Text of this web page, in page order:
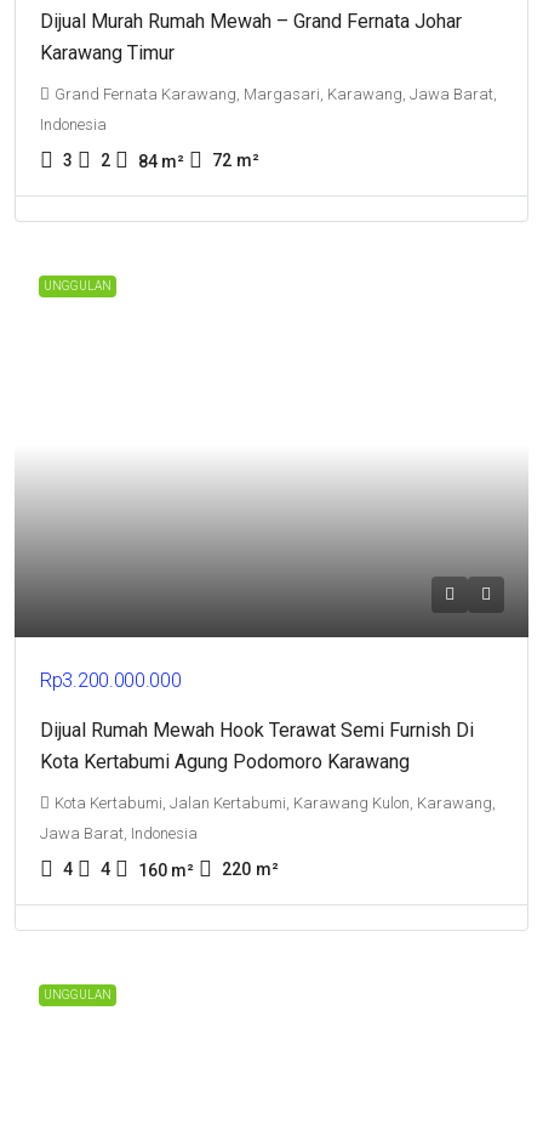
Dijual Murah Rumah Mewah – Grand Fernata Johar
Karawang Timur
Grand Fernata Karawang, Margasari, Karawang, Jawa Barat,
Indonesia
3 2 84 m² 72 m²
UNGGULAN
Rp3.200.000.000
Dijual Rumah Mewah Hook Terawat Semi Furnish Di
Kota Kertabumi Agung Podomoro Karawang
Kota Kertabumi, Jalan Kertabumi, Karawang Kulon, Karawang,
Jawa Barat, Indonesia
4 4 160 m² 220 m²
UNGGULAN